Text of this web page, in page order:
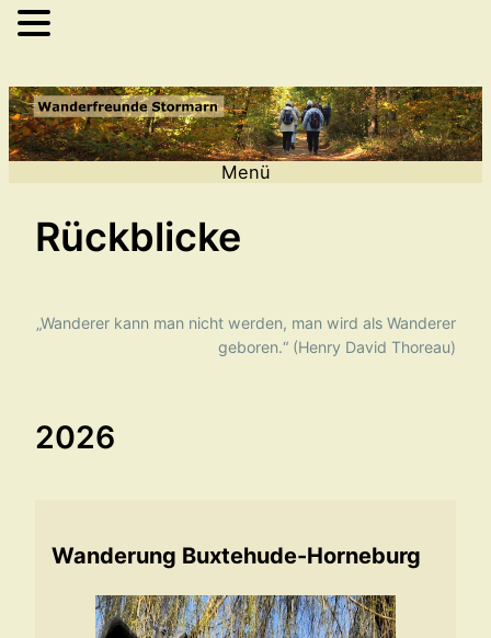
Inhalt
springen
Menü
Rückblicke
„Wanderer kann man nicht werden, man wird als Wanderer
geboren.“ (Henry David Thoreau)
2026
Wanderung Buxtehude-Horneburg